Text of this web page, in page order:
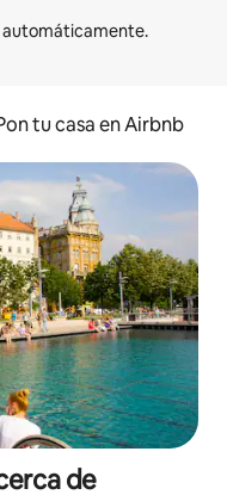
tu casa en Airbnb
de